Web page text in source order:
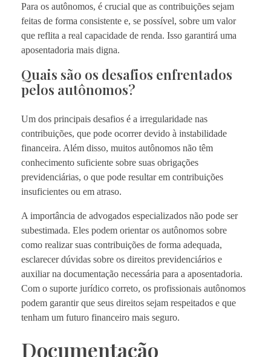
Para os autônomos, é crucial que as contribuições sejam
feitas de forma consistente e, se possível, sobre um valor
que reflita a real capacidade de renda. Isso garantirá uma
aposentadoria mais digna.
Quais são os desafios enfrentados
pelos autônomos?
Um dos principais desafios é a irregularidade nas
contribuições, que pode ocorrer devido à instabilidade
financeira. Além disso, muitos autônomos não têm
conhecimento suficiente sobre suas obrigações
previdenciárias, o que pode resultar em contribuições
insuficientes ou em atraso.
A importância de advogados especializados não pode ser
subestimada. Eles podem orientar os autônomos sobre
como realizar suas contribuições de forma adequada,
esclarecer dúvidas sobre os direitos previdenciários e
auxiliar na documentação necessária para a aposentadoria.
Com o suporte jurídico correto, os profissionais autônomos
podem garantir que seus direitos sejam respeitados e que
tenham um futuro financeiro mais seguro.
Documentação